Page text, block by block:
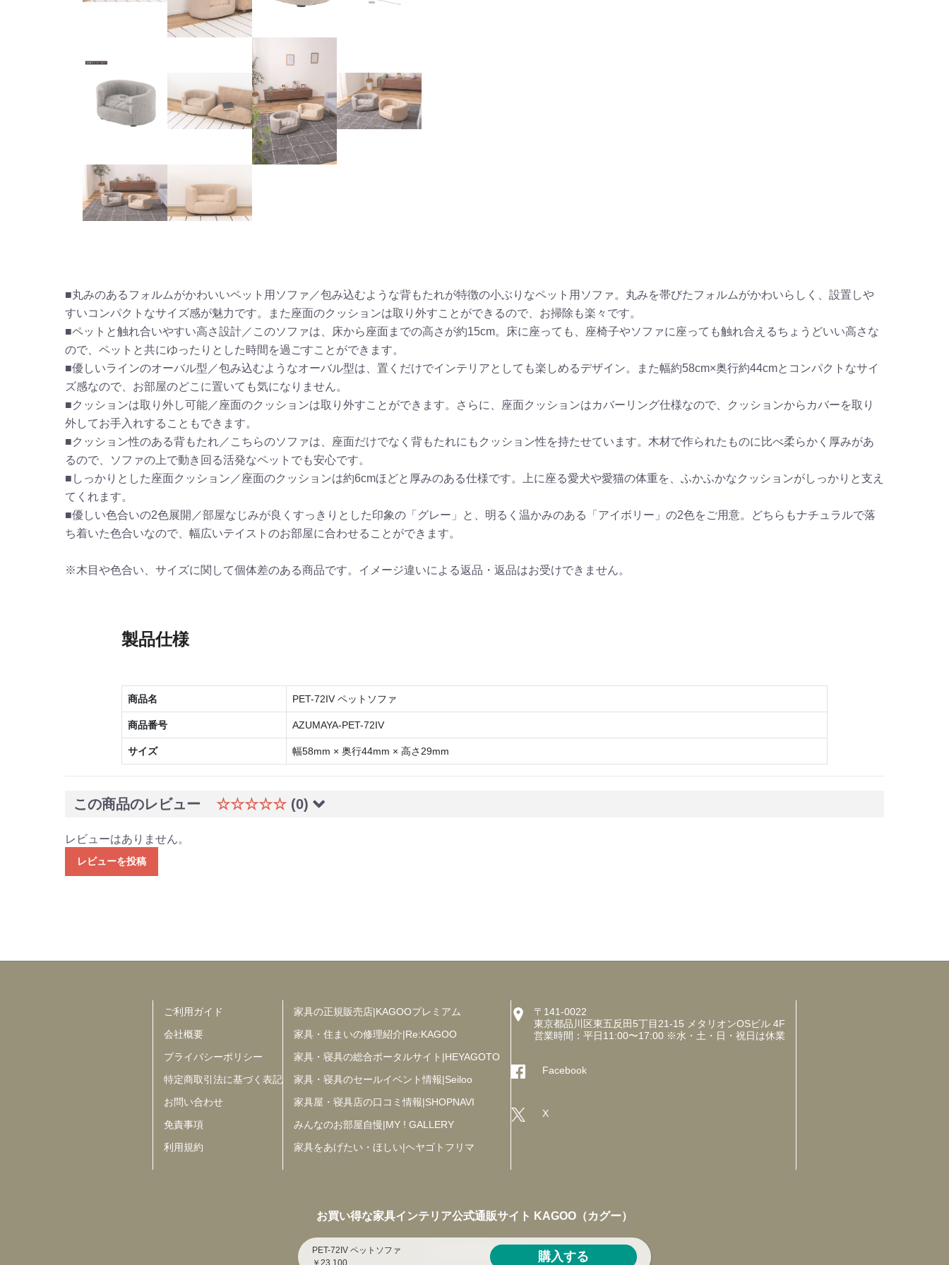
■丸みのあるフォルムがかわいいペット用ソファ／包み込むような背もたれが特徴の小ぶりなペット用ソファ。丸みを帯びたフォルムがかわいらしく、設置しや
すいコンパクトなサイズ感が魅力です。また座面のクッションは取り外すことができるので、お掃除も楽々です。
■ペットと触れ合いやすい高さ設計／このソファは、床から座面までの高さが約15cm。床に座っても、座椅子やソファに座っても触れ合えるちょうどいい高さな
ので、ペットと共にゆったりとした時間を過ごすことができます。
■優しいラインのオーバル型／包み込むようなオーバル型は、置くだけでインテリアとしても楽しめるデザイン。また幅約58cm×奥行約44cmとコンパクトなサイ
ズ感なので、お部屋のどこに置いても気になりません。
■クッションは取り外し可能／座面のクッションは取り外すことができます。さらに、座面クッションはカバーリング仕様なので、クッションからカバーを取り
外してお手入れすることもできます。
■クッション性のある背もたれ／こちらのソファは、座面だけでなく背もたれにもクッション性を持たせています。木材で作られたものに比べ柔らかく厚みがあ
るので、ソファの上で動き回る活発なペットでも安心です。
■しっかりとした座面クッション／座面のクッションは約6cmほどと厚みのある仕様です。上に座る愛犬や愛猫の体重を、ふかふかなクッションがしっかりと支え
てくれます。
■優しい色合いの2色展開／部屋なじみが良くすっきりとした印象の「グレー」と、明るく温かみのある「アイボリー」の2色をご用意。どちらもナチュラルで落
ち着いた色合いなので、幅広いテイストのお部屋に合わせることができます。
※木目や色合い、サイズに関して個体差のある商品です。イメージ違いによる返品・返品はお受けできません。
製品仕様
商品名 PET-72IV ペットソファ
商品番号 AZUMAYA-PET-72IV
サイズ 幅58mm × 奥行44mm × 高さ29mm
PET-72IV ペットソファ
￥23,100
購入する
この商品のレビュー ☆☆☆☆☆ (0)
レビューはありません。
レビューを投稿
ご利用ガイド
会社概要
プライバシーポリシー
特定商取引法に基づく表記
お問い合わせ
免責事項
利用規約
家具の正規販売店|KAGOOプレミアム
家具・住まいの修理紹介|Re:KAGOO
家具・寝具の総合ポータルサイト|HEYAGOTO
家具・寝具のセールイベント情報|Seiloo
家具屋・寝具店の口コミ情報|SHOPNAVI
みんなのお部屋自慢|MY ! GALLERY
家具をあげたい・ほしい|ヘヤゴトフリマ
〒141-0022
東京都品川区東五反田5丁目21-15 メタリオンOSビル 4F
営業時間：平日11:00〜17:00 ※水・土・日・祝日は休業
Facebook
X
お買い得な家具インテリア公式通販サイト KAGOO（カグー）
©2023 KAGOO Co., Ltd.